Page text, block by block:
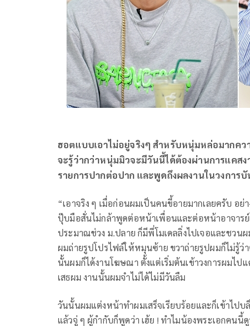
ฮอตแบบเอาไม่อยู่จริงๆ สำหรับหนุ่มหล่อมากค
จะรู้ว่ากว่าหนุ่มมิวจะมีวันนี้ได้ต้องผ่านการแคสง
รายการปากต่อปาก และพูดถึงผลงานในวงการ
“เอาจริง ๆ เมื่อก่อนผมเป็นคนขี้อายมากเลยครับ อ
ปุ๊บมือสั่นไม่กล้าพูดต่อหน้าเพื่อนและต่อหน้าอาจาร
ประมาณช่วง ม.ปลาย ก็มีพี่โมเดลลิ่งไปเจอและชว
ผมถ่ายรูปโปรไฟล์ให้หมุนซ้าย ขวาถ่ายรูปผมก็ไม่รู้ว่
นั้นผมก็ได้งานโฆษณา ตั้งแต่เริ่มต้นเข้าวงการผมไ
เสธผม งานนั้นผมจำไม่ได้ไม่มีวันลืม
วันนั้นผมแต่งหน้าทำผมเสร็จเรียบร้อยและก็เข้าไป
แล้วจู่ ๆ ผู้กำกับก็พูดว่า เฮ้ย ! ทำไมน้องพระเอกคนนี้